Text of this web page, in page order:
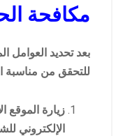
مكافحة
بعد تحديد العوامل
للتحقق من مناسبة
زيارة الموقع
الإلكتروني